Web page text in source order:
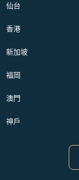
仙台
香港
新加坡
福岡
澳門
神戶